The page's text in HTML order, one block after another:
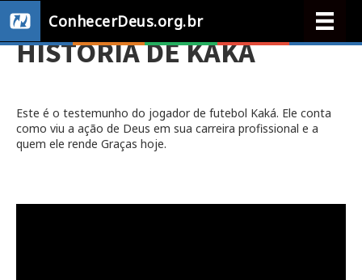
ConhecerDeus.org.br
HISTÓRIA DE KAKÁ
Este é o testemunho do jogador de futebol Kaká. Ele conta
como viu a ação de Deus em sua carreira profissional e a
quem ele rende Graças hoje.